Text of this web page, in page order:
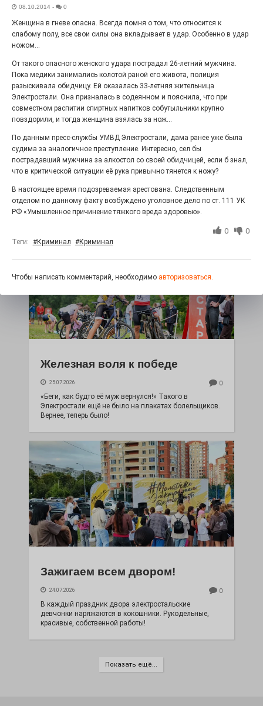
«С ними дядька Черномор»
Юбилейным курсом
Гордость за ордена! Заводская улица Горького
Железная воля к победе
25.07.2026 0
«Беги, как будто её муж вернулся!» Такого в
Электростали ещё не было на плакатах болельщиков.
Вернее, теперь было!
Зажигаем всем двором!
24.07.2026 0
В каждый праздник двора электростальские
девчонки наряжаются в кокошники. Рукодельные,
красивые, собственной работы!
Показать ещё...
08.10.2014 - 0
Женщина в гневе опасна. Всегда помня о том, что относится к
слабому полу, все свои силы она вкладывает в удар. Особенно в удар
ножом...
От такого опасного женского удара пострадал 26-летний мужчина.
Пока медики занимались колотой раной его живота, полиция
разыскивала обидчицу. Ей оказалась 33-летняя жительница
Электростали. Она призналась в содеянном и пояснила, что при
совместном распитии спиртных напитков собутыльники крупно
повздорили, и тогда женщина взялась за нож...
По данным пресс-службы УМВД Электростали, дама ранее уже была
судима за аналогичное преступление. Интересно, сел бы
пострадавший мужчина за алкостол со своей обидчицей, если б знал,
что в критической ситуации её рука привычно тянется к ножу?
В настоящее время подозреваемая арестована. Следственным
отделом по данному факту возбуждено уголовное дело по ст. 111 УК
РФ «Умышленное причинение тяжкого вреда здоровью».
0 0
Теги: #Криминал #Криминал
Чтобы написать комментарий, необходимо авторизоваться.